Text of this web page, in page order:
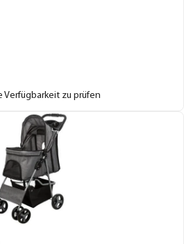
Verfügbarkeit zu prüfen